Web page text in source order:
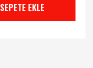
SEPETE EKLE